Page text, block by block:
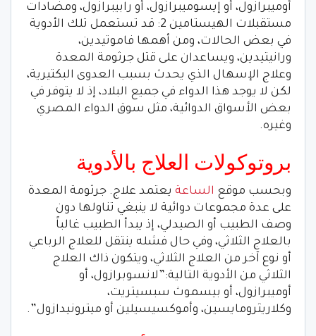
أوميبرازول، أو إيسوميبرازول، أو رابيبرازول، ومضادات
مستقبلات الهيستامين 2: قد تستعمل تلك الأدوية
في بعض الحالات، ومن أهمها فاموتيدين،
ورانيتيدين، ويساعدان على قتل جرثومة المعدة
وعلاج الإسهال الذي يحدث بسبب العدوى البكتيرية،
لكن لا يوجد هذا الدواء في جميع البلاد، إذ لا يتوفر في
بعض الأسواق الدوائية، مثل سوق الدواء المصري
وغيره.
بروتوكولات العلاج بالأدوية
وبحسب موقع الساعة يعتمد علاج. جرثومة المعدة
على عدة مجموعات دوائية لا ينبغي تناولها دون
وصف الطبيب أو الصيدلي، إذ يبدأ الطبيب غالباً
بالعلاج الثلاثي، وفي حال فشله ينتقل للعلاج الرباعي
أو نوع آخر من العلاج الثلاثي، ويتكون ذاك العلاج
الثلاثي من الأدوية التالية:”لانسوبرازول، أو
أوميبرازول، أو بيسموث سبسيتريت،
وكلاريثرومايسين، وأموكسيسيلين أو ميترونيدازول”.